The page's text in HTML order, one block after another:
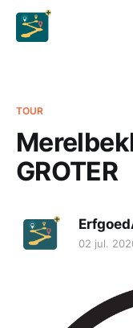
TOUR
GROTER
02 jul.